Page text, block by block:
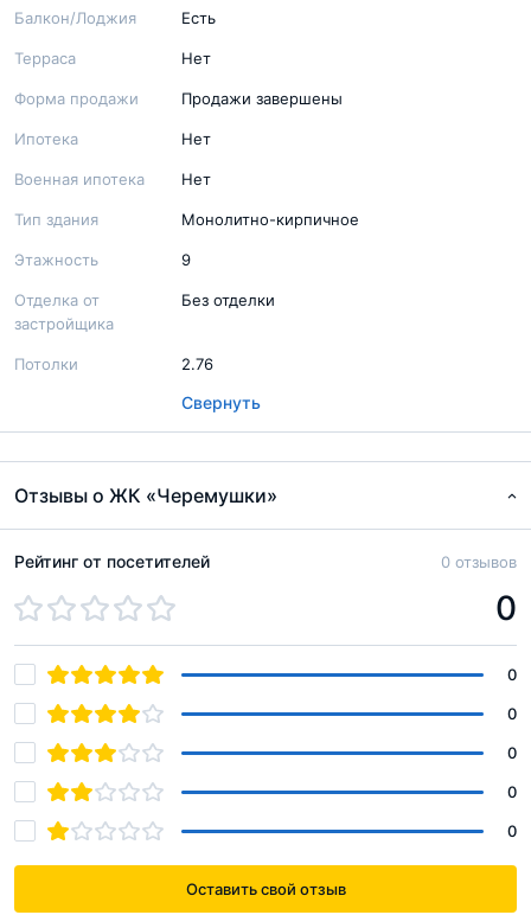
Балкон/Лоджия Есть
Терраса Нет
Форма продажи Продажи завершены
Ипотека Нет
Военная ипотека Нет
Тип здания Монолитно-кирпичное
Этажность 9
Отделка от
застройщика
Без отделки
Потолки 2.76
Свернуть
Отзывы о ЖК «Черемушки»
Оставить свой отзыв
Рейтинг от посетителей 0 отзывов
0
0
0
0
0
0